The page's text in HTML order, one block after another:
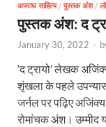
अपराध साहित्य/ पुस्तक अंश/
पुस्तक अंश: द
January 30, 2022 -
‘द ट्रायो’ लेखक
शृंखला के पहले
जर्नल पर पढ़िए
रोमांचक अंश।